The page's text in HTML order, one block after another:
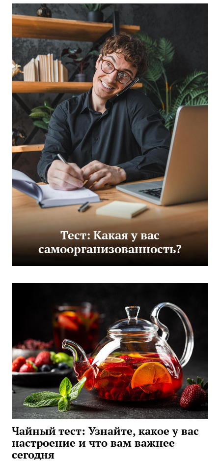
Тест: Какая у вас
самоорганизованность?
Чайный тест: Узнайте, какое у вас
настроение и что вам важнее
сегодня